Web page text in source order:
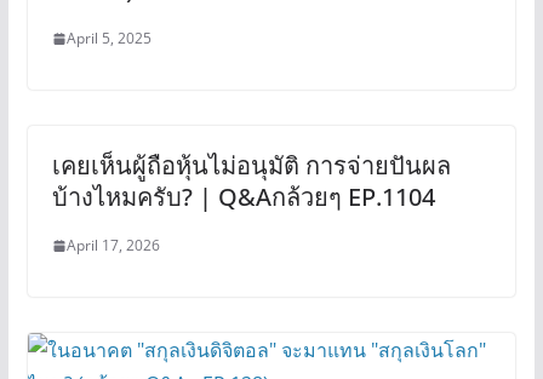
April 5, 2025
เคยเห็นผู้ถือหุ้นไม่อนุมัติ การจ่ายปันผล
บ้างไหมครับ? | Q&Aกล้วยๆ EP.1104
April 17, 2026